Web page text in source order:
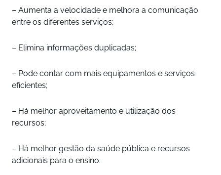
– Aumenta a velocidade e melhora a comunicação
entre os diferentes serviços;
– Elimina informações duplicadas;
– Pode contar com mais equipamentos e serviços
eficientes;
– Há melhor aproveitamento e utilização dos
recursos;
– Há melhor gestão da saúde pública e recursos
adicionais para o ensino.